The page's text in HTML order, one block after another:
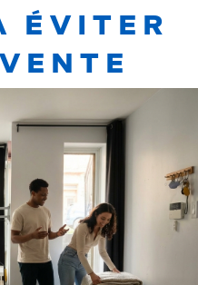
ÉVITER